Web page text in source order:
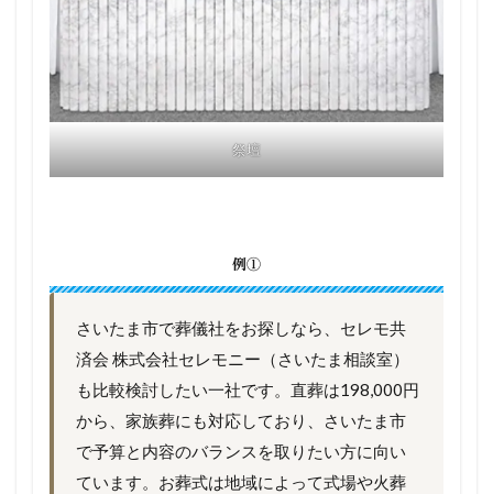
祭壇
例①
さいたま市で葬儀社をお探しなら、セレモ共
済会 株式会社セレモニー（さいたま相談室）
も比較検討したい一社です。直葬は198,000円
から、家族葬にも対応しており、さいたま市
で予算と内容のバランスを取りたい方に向い
ています。お葬式は地域によって式場や火葬